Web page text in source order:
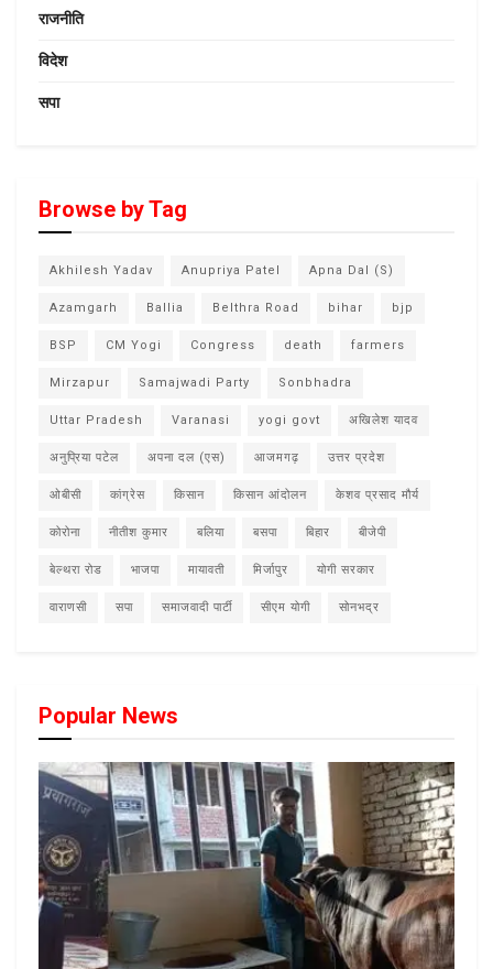
राजनीति
विदेश
सपा
Browse by Tag
Akhilesh Yadav Anupriya Patel Apna Dal (S)
Azamgarh Ballia Belthra Road bihar bjp
BSP CM Yogi Congress death farmers
Mirzapur Samajwadi Party Sonbhadra
Uttar Pradesh Varanasi yogi govt अखिलेश यादव
अनुप्रिया पटेल अपना दल (एस) आजमगढ़ उत्तर प्रदेश
ओबीसी कांग्रेस किसान किसान आंदोलन केशव प्रसाद मौर्य
कोरोना नीतीश कुमार बलिया बसपा बिहार बीजेपी
बेल्थरा रोड भाजपा मायावती मिर्जापुर योगी सरकार
वाराणसी सपा समाजवादी पार्टी सीएम योगी सोनभद्र
Popular News